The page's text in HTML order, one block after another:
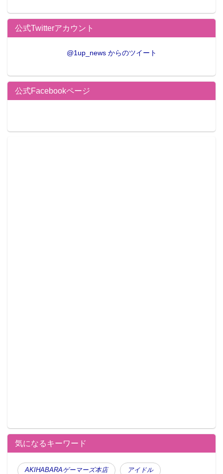
コトブキヤ秋葉原館
公式Twitterアカウント
@1up_news からのツイート
公式Facebookページ
気になるキーワード
AKIHABARAゲーマーズ本店 アイドル